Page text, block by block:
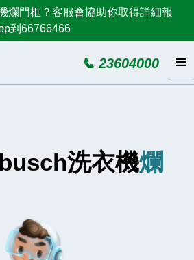
爛門框？客服會協助你取得詳細報
到66766466
📞 23604000
洗衣機爛